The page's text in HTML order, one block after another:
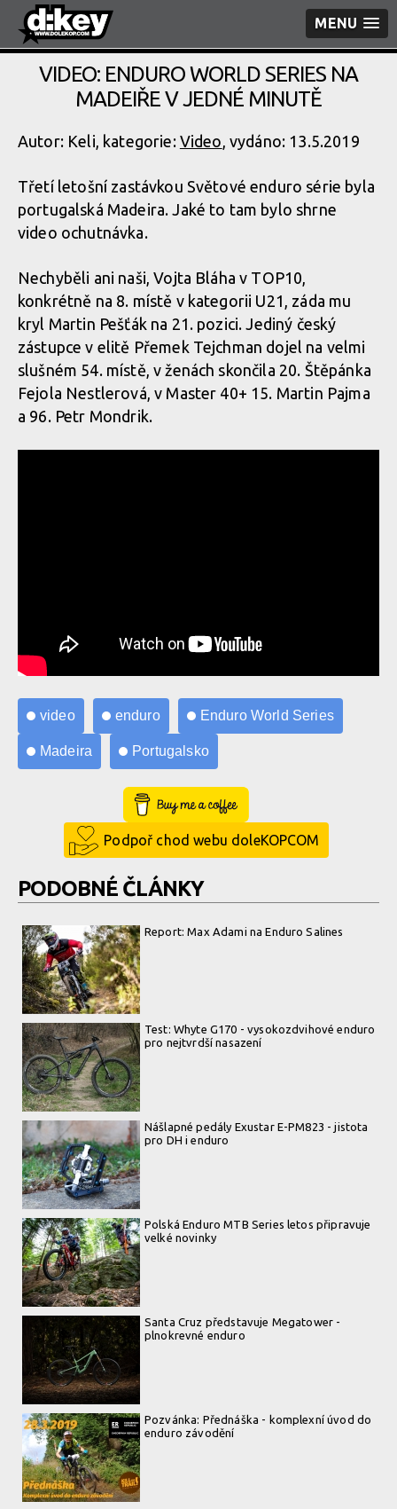
MENU
VIDEO: ENDURO WORLD SERIES NA
MADEIŘE V JEDNÉ MINUTĚ
Autor: Keli, kategorie: Video, vydáno: 13.5.2019
Třetí letošní zastávkou Světové enduro série byla
portugalská Madeira. Jaké to tam bylo shrne
video ochutnávka.
Nechyběli ani naši, Vojta Bláha v TOP10,
konkrétně na 8. místě v kategorii U21, záda mu
kryl Martin Pešťák na 21. pozici. Jediný český
zástupce v elitě Přemek Tejchman dojel na velmi
slušném 54. místě, v ženách skončila 20. Štěpánka
Fejola Nestlerová, v Master 40+ 15. Martin Pajma
a 96. Petr Mondrik.
video enduro Enduro World Series
Madeira Portugalsko
Buy Me a Coffee
Podpoř chod webu doleKOPCOM
PODOBNÉ ČLÁNKY
Report: Max Adami na Enduro Salines
Test: Whyte G170 - vysokozdvihové enduro
pro nejtvrdší nasazení
Nášlapné pedály Exustar E-PM823 - jistota
pro DH i enduro
Polská Enduro MTB Series letos připravuje
velké novinky
Santa Cruz představuje Megatower -
plnokrevné enduro
Pozvánka: Přednáška - komplexní úvod do
enduro závodění